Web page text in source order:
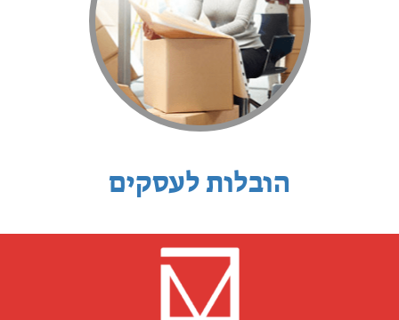
הובלות לעסקים